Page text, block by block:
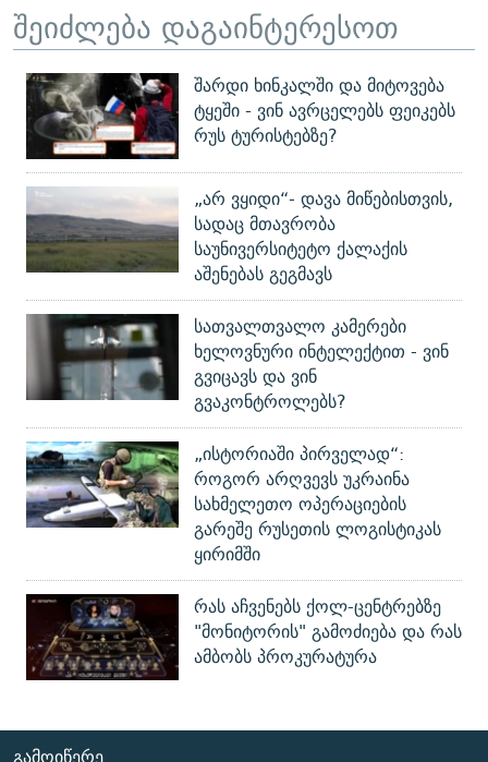
შეიძლება დაგაინტერესოთ
შარდი ხინკალში და მიტოვება
ტყეში - ვინ ავრცელებს ფეიკებს
რუს ტურისტებზე?
„არ ვყიდი“- დავა მიწებისთვის,
სადაც მთავრობა
საუნივერსიტეტო ქალაქის
აშენებას გეგმავს
სათვალთვალო კამერები
ხელოვნური ინტელექტით - ვინ
გვიცავს და ვინ
გვაკონტროლებს?
„ისტორიაში პირველად“:
როგორ არღვევს უკრაინა
სახმელეთო ოპერაციების
გარეშე რუსეთის ლოგისტიკას
ყირიმში
რას აჩვენებს ქოლ-ცენტრებზე
"მონიტორის" გამოძიება და რას
ამბობს პროკურატურა